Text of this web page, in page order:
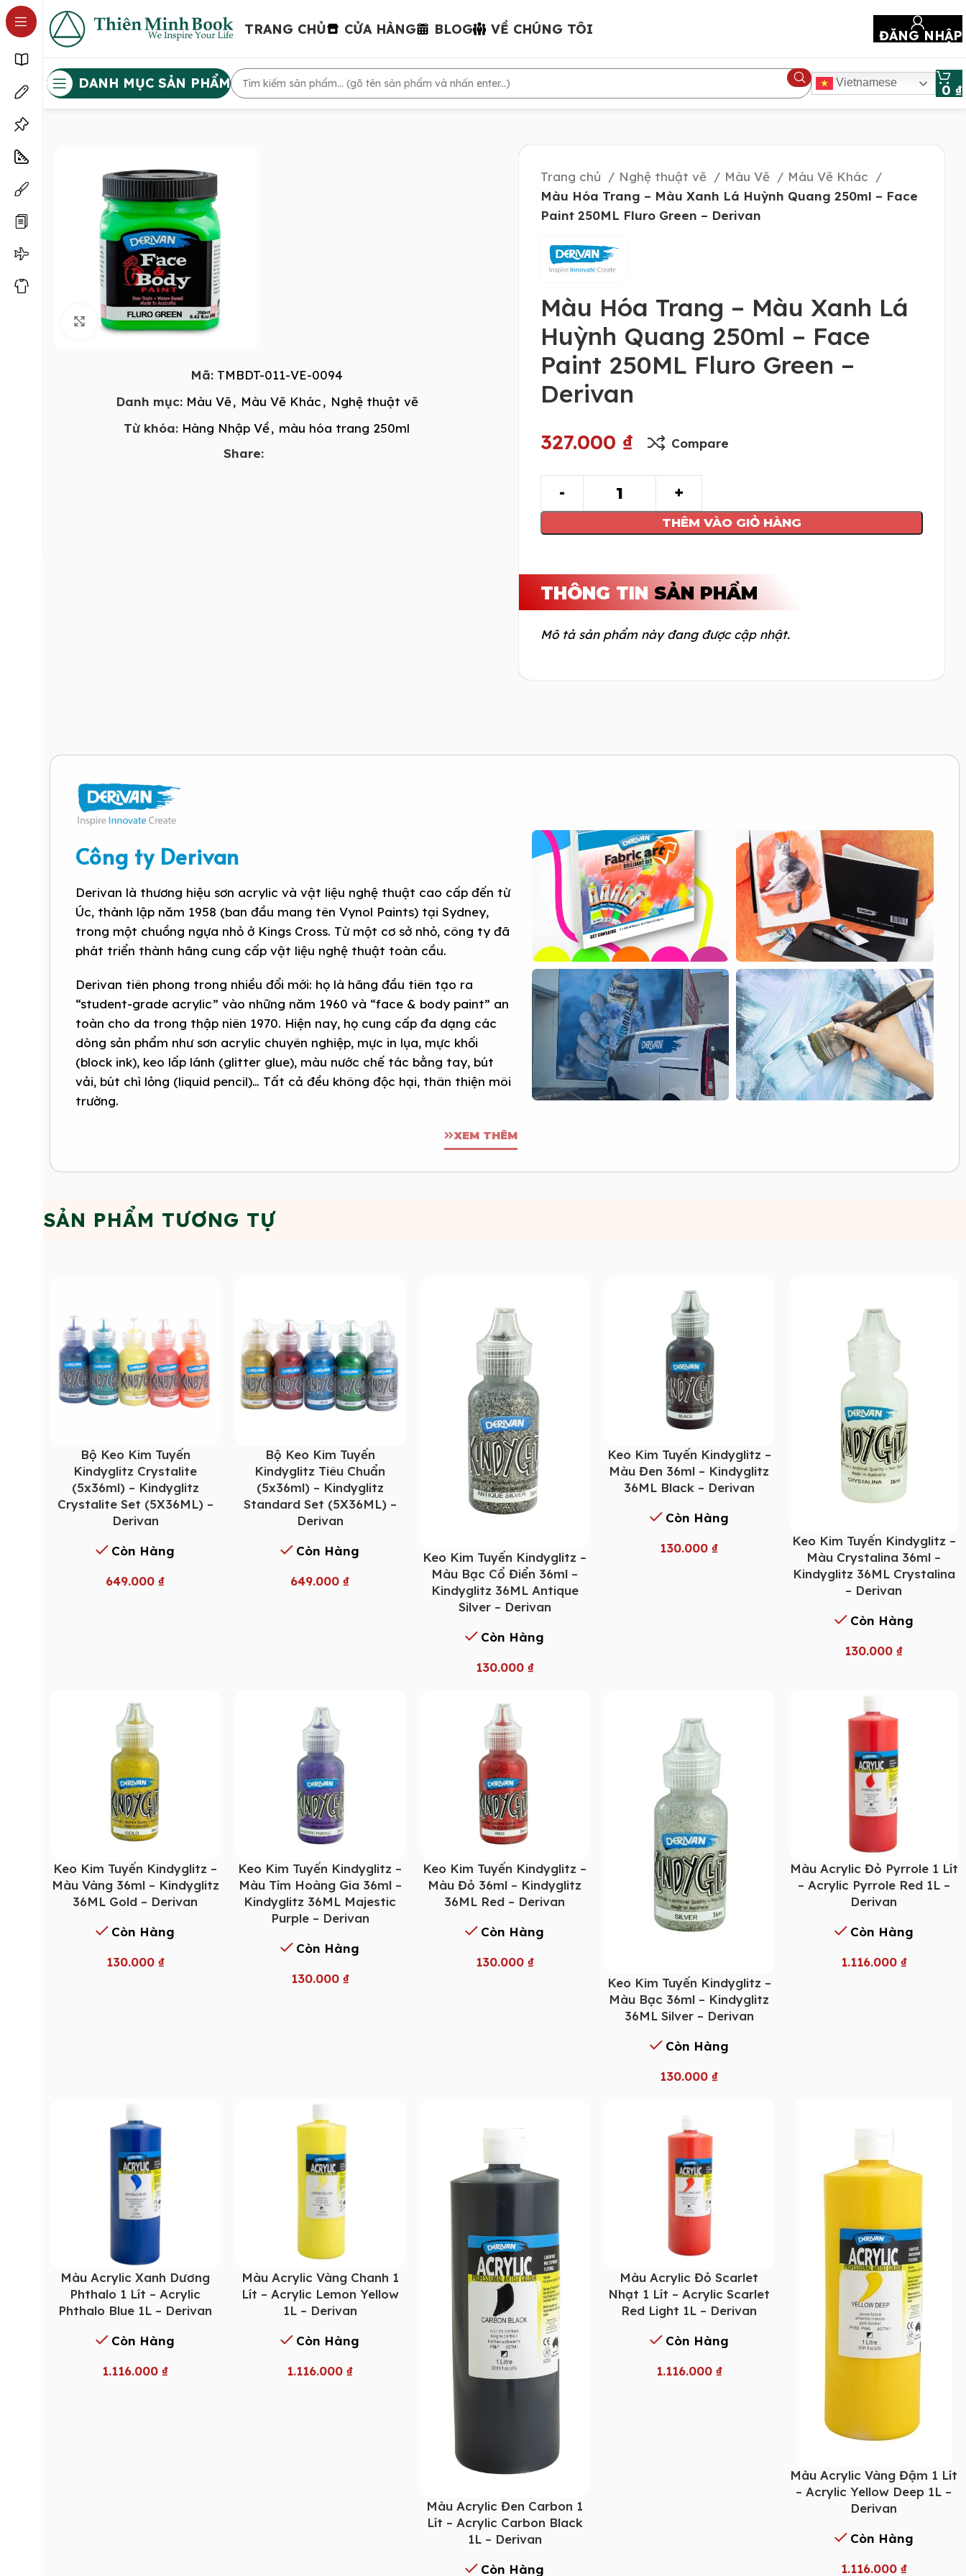
TRANG CHỦ CỬA HÀNG BLOG VỀ CHÚNG TÔI ĐĂNG NHẬP
DANH MỤC SẢN PHẨM Vietnamese 0 ₫
Click to enlarge
Mã: TMBDT-011-VE-0094
Danh mục: Màu Vẽ, Màu Vẽ Khác, Nghệ thuật vẽ
Từ khóa: Hàng Nhập Về, màu hóa trang 250ml
Share:
Trang chủ Nghệ thuật vẽ Màu Vẽ
Màu Vẽ Khác
Màu Hóa Trang – Màu Xanh Lá Huỳnh Quang 250ml – Face
Paint 250ML Fluro Green – Derivan
Màu Hóa Trang – Màu Xanh Lá
Huỳnh Quang 250ml – Face
Paint 250ML Fluro Green –
Derivan
327.000 ₫ Compare
THÊM VÀO GIỎ HÀNG
THÔNG TIN SẢN PHẨM
Mô tả sản phẩm này đang được cập nhật.
Công ty Derivan
Derivan là thương hiệu sơn acrylic và vật liệu nghệ thuật cao cấp đến từ
Úc, thành lập năm 1958 (ban đầu mang tên Vynol Paints) tại Sydney,
trong một chuồng ngựa nhỏ ở Kings Cross. Từ một cơ sở nhỏ, công ty đã
phát triển thành hãng cung cấp vật liệu nghệ thuật toàn cầu.
Derivan tiên phong trong nhiều đổi mới: họ là hãng đầu tiên tạo ra
“student-grade acrylic” vào những năm 1960 và “face & body paint” an
toàn cho da trong thập niên 1970. Hiện nay, họ cung cấp đa dạng các
dòng sản phẩm như sơn acrylic chuyên nghiệp, mực in lụa, mực khối
(block ink), keo lấp lánh (glitter glue), màu nước chế tác bằng tay, bút
vải, bút chì lỏng (liquid pencil)… Tất cả đều không độc hại, thân thiện môi
trường.
XEM THÊM
SẢN PHẨM TƯƠNG TỰ
Bộ Keo Kim Tuyến
Kindyglitz Crystalite
(5x36ml) – Kindyglitz
Crystalite Set (5X36ML) –
Derivan
Còn Hàng
649.000₫
Bộ Keo Kim Tuyến
Kindyglitz Tiêu Chuẩn
(5x36ml) – Kindyglitz
Standard Set (5X36ML) –
Derivan
Còn Hàng
649.000₫
Keo Kim Tuyến Kindyglitz –
Màu Bạc Cổ Điển 36ml –
Kindyglitz 36ML Antique
Silver – Derivan
Còn Hàng
130.000 ₫
Keo Kim Tuyến Kindyglitz –
Màu Đen 36ml – Kindyglitz
36ML Black – Derivan
Còn Hàng
130.000₫
Keo Kim Tuyến Kindyglitz –
Màu Crystalina 36ml –
Kindyglitz 36ML Crystalina
– Derivan
Còn Hàng
130.000₫
Keo Kim Tuyến Kindyglitz –
Màu Vàng 36ml – Kindyglitz
36ML Gold – Derivan
Còn Hàng
130.000 ₫
Keo Kim Tuyến Kindyglitz –
Màu Tím Hoàng Gia 36ml –
Kindyglitz 36ML Majestic
Purple – Derivan
Còn Hàng
130.000 ₫
Keo Kim Tuyến Kindyglitz –
Màu Đỏ 36ml – Kindyglitz
36ML Red – Derivan
Còn Hàng
130.000 ₫
Keo Kim Tuyến Kindyglitz –
Màu Bạc 36ml – Kindyglitz
36ML Silver – Derivan
Còn Hàng
130.000₫
Màu Acrylic Đỏ Pyrrole 1 Lít
– Acrylic Pyrrole Red 1L –
Derivan
Còn Hàng
1.116.000 ₫
Màu Acrylic Xanh Dương
Phthalo 1 Lít – Acrylic
Phthalo Blue 1L – Derivan
Còn Hàng
1.116.000₫
Màu Acrylic Vàng Chanh 1
Lít – Acrylic Lemon Yellow
1L – Derivan
Còn Hàng
1.116.000₫
Màu Acrylic Đen Carbon 1
Lít – Acrylic Carbon Black
1L – Derivan
Còn Hàng
Màu Acrylic Đỏ Scarlet
Nhạt 1 Lít – Acrylic Scarlet
Red Light 1L – Derivan
Còn Hàng
1.116.000 ₫
Màu Acrylic Vàng Đậm 1 Lít
– Acrylic Yellow Deep 1L –
Derivan
Còn Hàng
1.116.000 ₫